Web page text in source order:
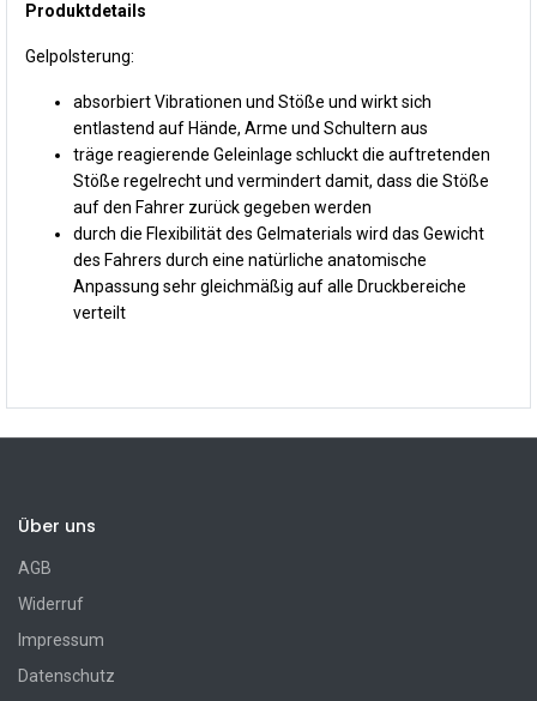
Produktdetails
Gelpolsterung:
absorbiert Vibrationen und Stöße und wirkt sich
entlastend auf Hände, Arme und Schultern aus
träge reagierende Geleinlage schluckt die auftretenden
Stöße regelrecht und vermindert damit, dass die Stöße
auf den Fahrer zurück gegeben werden
durch die Flexibilität des Gelmaterials wird das Gewicht
des Fahrers durch eine natürliche anatomische
Anpassung sehr gleichmäßig auf alle Druckbereiche
verteilt
Über uns
AGB
Widerruf
Impressum
Datenschutz